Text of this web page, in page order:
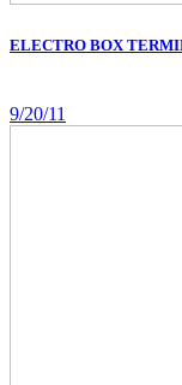
ELECTRO BOX
9/20/11